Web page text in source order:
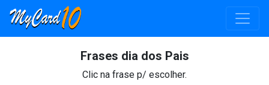
Frases dia dos Pais
Clic na frase p/ escolher.